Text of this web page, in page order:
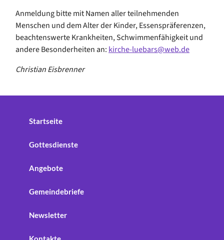
Anmeldung bitte mit Namen aller teilnehmenden
Menschen und dem Alter der Kinder, Essenspräferenzen,
beachtenswerte Krankheiten, Schwimmenfähigkeit und
andere Besonderheiten an:kirche-luebars@web.de
Christian Eisbrenner
Startseite
Gottesdienste
Angebote
Gemeindebriefe
Newsletter